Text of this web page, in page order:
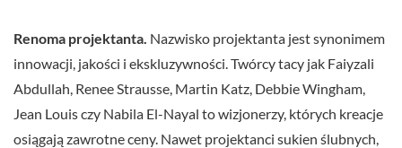
Renoma projektanta. Nazwisko projektanta jest synonimem
innowacji, jakości i ekskluzywności. Twórcy tacy jak Faiyzali
Abdullah, Renee Strausse, Martin Katz, Debbie Wingham,
Jean Louis czy Nabila El-Nayal to wizjonerzy, których kreacje
osiągają zawrotne ceny. Nawet projektanci sukien ślubnych,